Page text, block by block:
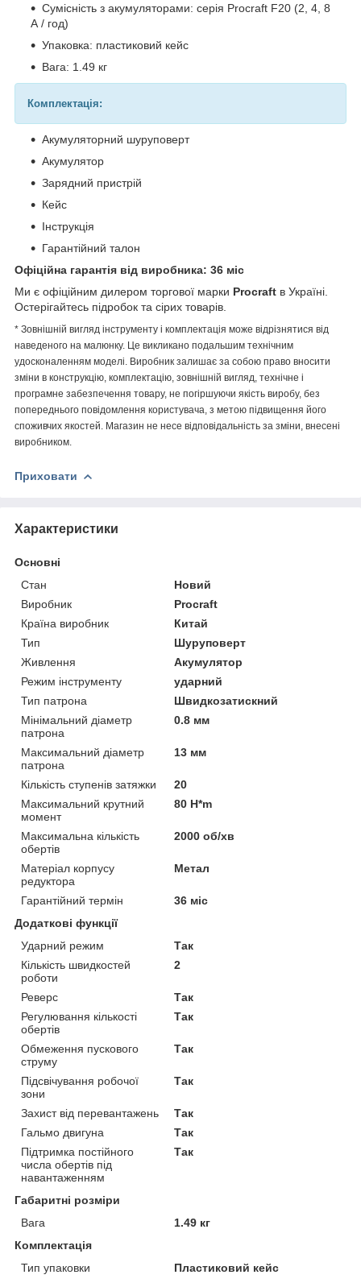
Сумісність з акумуляторами: серія Procraft F20 (2, 4, 8
А / год)
Упаковка: пластиковий кейс
Вага: 1.49 кг
Комплектація:
Акумуляторний шуруповерт
Акумулятор
Зарядний пристрій
Кейс
Інструкція
Гарантійний талон
Офіційна гарантія від виробника: 36 міс
Ми є офіційним дилером торгової марки Procraft в Україні.
Остерігайтесь підробок та сірих товарів.
* Зовнішній вигляд інструменту і комплектація може відрізнятися від
наведеного на малюнку. Це викликано подальшим технічним
удосконаленням моделі. Виробник залишає за собою право вносити
зміни в конструкцію, комплектацію, зовнішній вигляд, технічне і
програмне забезпечення товару, не погіршуючи якість виробу, без
попереднього повідомлення користувача, з метою підвищення його
споживчих якостей. Магазин не несе відповідальність за зміни, внесені
виробником.
Приховати
Характеристики
Основні
Стан
Новий
Виробник
Procraft
Країна виробник
Китай
Тип
Шуруповерт
Живлення
Акумулятор
Режим інструменту
ударний
Тип патрона
Швидкозатискний
Мінімальний діаметр
патрона
0.8 мм
Максимальний діаметр
патрона
13 мм
Кількість ступенів затяжки
20
Максимальний крутний
момент
80 H*m
Максимальна кількість
обертів
2000 об/хв
Матеріал корпусу
редуктора
Метал
Гарантійний термін
36 міс
Додаткові функції
Ударний режим
Так
Кількість швидкостей
роботи
2
Реверс
Так
Регулювання кількості
обертів
Так
Обмеження пускового
струму
Так
Підсвічування робочої
зони
Так
Захист від перевантажень
Так
Гальмо двигуна
Так
Підтримка постійного
числа обертів під
навантаженням
Так
Габаритні розміри
Вага
1.49 кг
Комплектація
Тип упаковки
Пластиковий кейс